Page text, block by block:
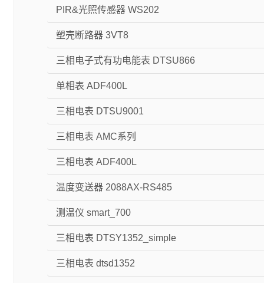
PIR&光照传感器 WS202
塑壳断路器 3VT8
三相电子式有功电能表 DTSU866
单相表 ADF400L
三相电表 DTSU9001
三相电表 AMC系列
三相电表 ADF400L
温度变送器 2088AX-RS485
测温仪 smart_700
三相电表 DTSY1352_simple
三相电表 dtsd1352